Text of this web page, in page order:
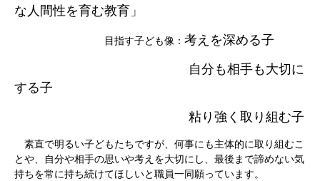
な人間性を育む教育」
目指す子ども像： 考えを深める子
自分も相手も大切に
する子
粘り強く取り組む子
素直で明るい子どもたちですが、何事にも主体的に取り組むこ
とや、自分や相手の思いや考えを大切にし、最後まで諦めない気
持ちを常に持ち続けてほしいと職員一同願っています。